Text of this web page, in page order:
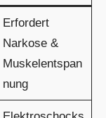
Erfordert
Narkose &
Muskelentspan
nung